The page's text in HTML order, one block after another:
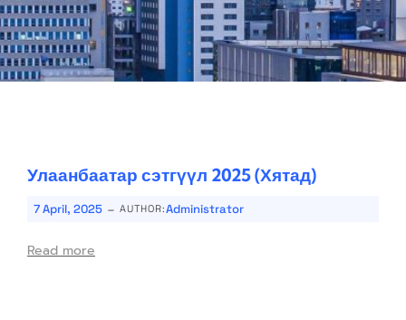
Улаанбаатар сэтгүүл 2025 (Хятад)
7 April, 2025 - AUTHOR:Administrator
Read more